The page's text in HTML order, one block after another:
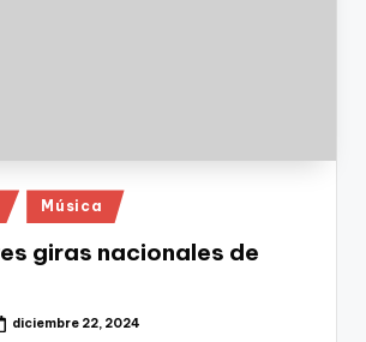
Música
giras nacionales de
diciembre 22, 2024